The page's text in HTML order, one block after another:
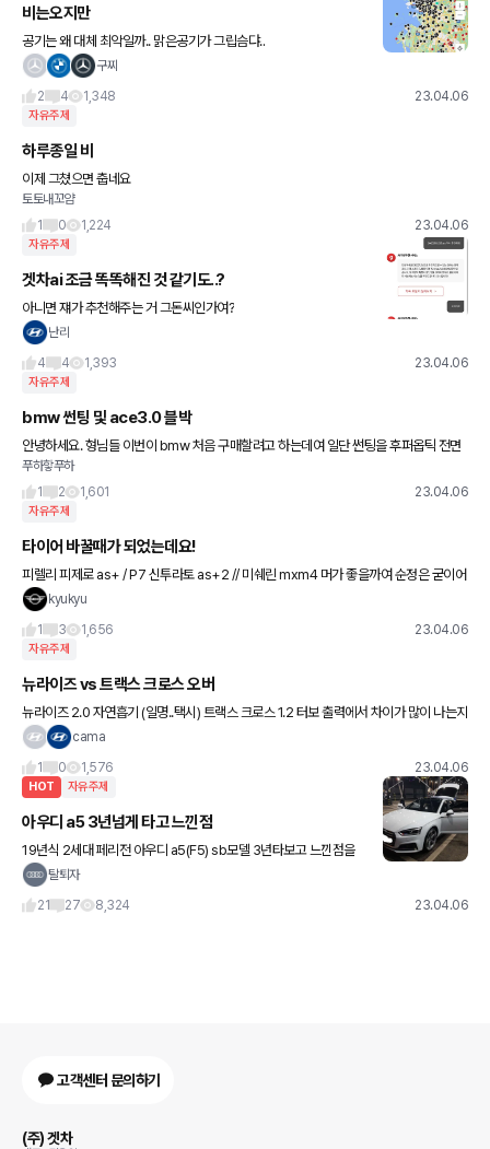
비는오지만
공기는 왜 대체 최악일까.. 맑은공기가 그립슴댜..
구찌
2
4 1,348 23.04.06
자유주제
하루종일 비
이제 그쳤으면 춥네요
토토내꼬얌
1
0 1,224 23.04.06
자유주제
겟차ai 조금 똑똑해진 것 같기도..?
아니면 쟤가 추천해주는 거 그돈씨인가여?
난리
4
4 1,393 23.04.06
자유주제
bmw 썬팅 및 ace3.0 블박
안녕하세요. 형님들 이번이 bmw 처음 구매할려고 하는데여 일단 썬팅을 후퍼옵틱 전면
프나세 측후면 클래식으러 갈려는데 잘 하는걸까요?? 그리고 블박을 ace 3.0으로 그대
로 가도 되는건가..
푸하핳푸하
1
2 1,601 23.04.06
자유주제
타이어 바꿀때가 되었는데요!
피렐리 피제로 as+ / P7 신투라토 as+2 // 미쉐린 mxm4 머가 좋을까여 순정은 굳이어
어시3인데 런플랫 너무 딱딱해여..
kyukyu
1
3 1,656 23.04.06
자유주제
뉴라이즈 vs 트랙스 크로스 오버
뉴라이즈 2.0 자연흡기 (일명..택시) 트랙스 크로스 1.2 터보 출력에서 차이가 많이 나는지
cama
1
0 1,576 23.04.06
HOT 자유주제
아우디 a5 3년넘게 타고 느낀점
19년식 2세대 페리전 아우디 a5(F5) sb모델 3년타보고 느낀점을
좀 써볼까합니다. 새차구입후 지금까지 별탈없이 잘타왔습니다. 4기
탈퇴자
21
27 8,324 23.04.06
고객센터 문의하기
(주) 겟차